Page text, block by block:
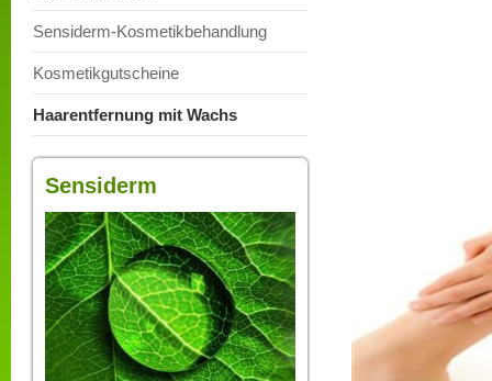
Sensiderm-Kosmetikbehandlung
Kosmetikgutscheine
Haarentfernung mit Wachs
Sensiderm